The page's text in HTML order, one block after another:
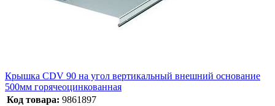
Крышка CDV 90 на угол вертикальный внешний основание
500мм горячеоцинкованная
Код товара: 9861897